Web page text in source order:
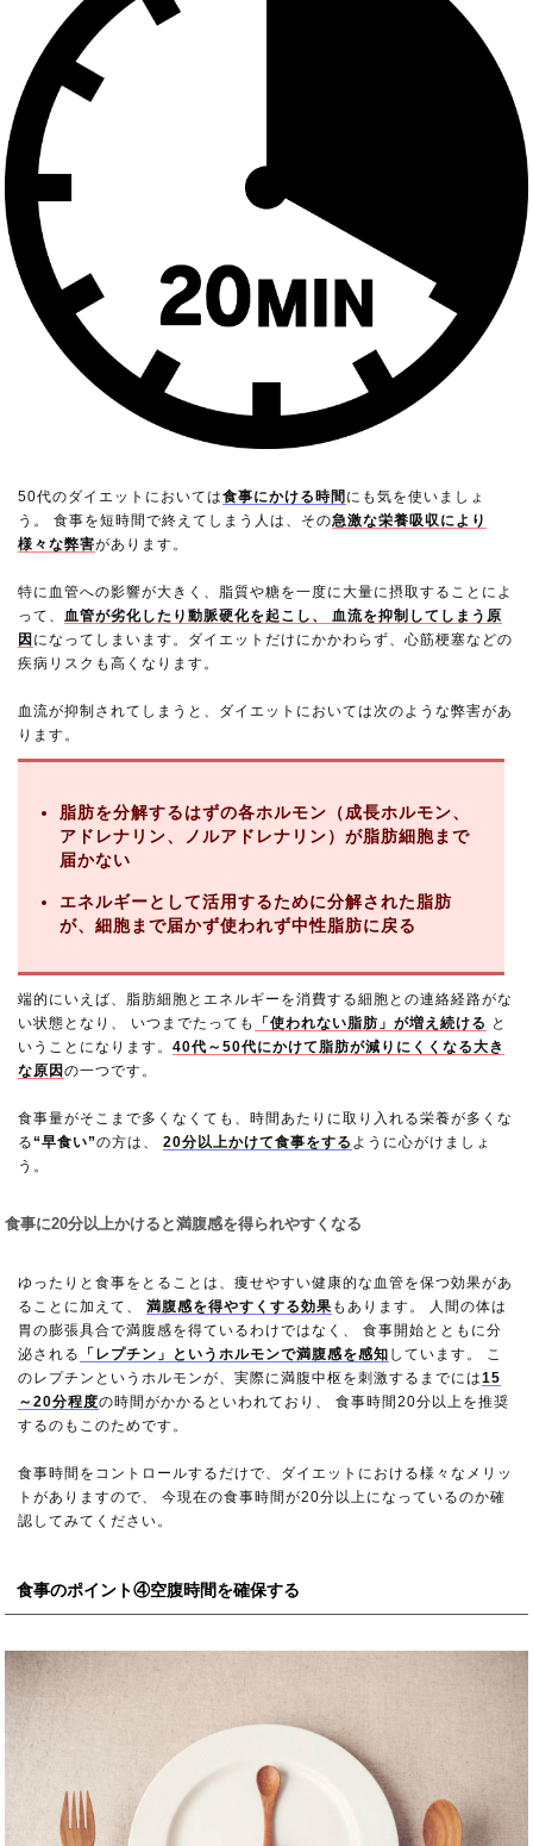
50代のダイエットにおいては食事にかける時間 にも気を使いましょ
う。 食事を短時間で終えてしまう人は、その急激な栄養吸収により
様々な弊害があります。
特に血管への影響が大きく、脂質や糖を一度に大量に摂取することによ
って、血管が劣化したり動脈硬化を起こし、 血流を抑制してしまう原
因 になってしまいます。ダイエットだけにかかわらず、心筋梗塞などの
疾病リスクも高くなります。
血流が抑制されてしまうと、ダイエットにおいては次のような弊害があ
ります。
脂肪を分解するはずの各ホルモン（成長ホルモン、
アドレナリン、ノルアドレナリン）が脂肪細胞まで
届かない
エネルギーとして活用するために分解された脂肪
が、細胞まで届かず使われず中性脂肪に戻る
端的にいえば、脂肪細胞とエネルギーを消費する細胞との連絡経路がな
い状態となり、 いつまでたっても
「使われない脂肪」が増え続ける と
いうことになります。40代～50代にかけて脂肪が減りにくくなる大き
な原因の一つです。
食事量がそこまで多くなくても、時間あたりに取り入れる栄養が多くな
る“早食い”の方は、20分以上かけて食事をする ように心がけましょ
う。
食事に20分以上かけると満腹感を得られやすくなる
ゆったりと食事をとることは、痩せやすい健康的な血管を保つ効果があ
ることに加えて、満腹感を得やすくする効果 もあります。 人間の体は
胃の膨張具合で満腹感を得ているわけではなく、 食事開始とともに分
泌される
「レプチン」というホルモンで満腹感を感知 しています。 こ
のレプチンというホルモンが、実際に満腹中枢を刺激するまでには15
～20分程度の時間がかかるといわれており、 食事時間20分以上を推奨
するのもこのためです。
食事時間をコントロールするだけで、ダイエットにおける様々なメリッ
トがありますので、 今現在の食事時間が20分以上になっているのか確
認してみてください。
食事のポイント④空腹時間を確保する